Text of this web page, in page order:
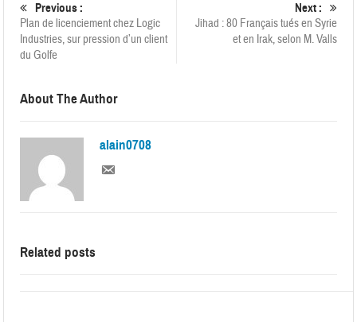
Previous :
Plan de licenciement chez Logic
Industries, sur pression d’un client
du Golfe
Next :
Jihad : 80 Français tués en Syrie
et en Irak, selon M. Valls
About The Author
alain0708
Related posts